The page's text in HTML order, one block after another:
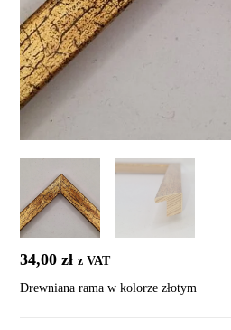
34,00zł z VAT
Drewniana rama w kolorze złotym